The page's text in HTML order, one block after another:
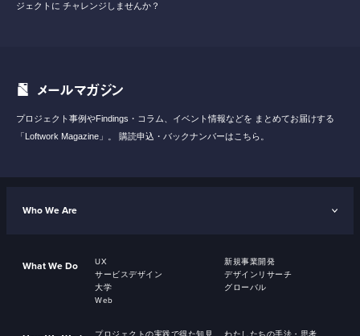
ジェクトに チャレンジしませんか？
メールマガジン
プロジェクト事例やFindings・コラム、イベント情報などを まとめてお届けする
「Loftwork Magazine」。
購読申込・バックナンバーはこちら。
Who We Are
What We Do UX
新規事業開発
サービスデザイン
デザインリサーチ
大学
グローバル
Web
プロジェクトの実践で得た知見 わたしたちの手法・思考